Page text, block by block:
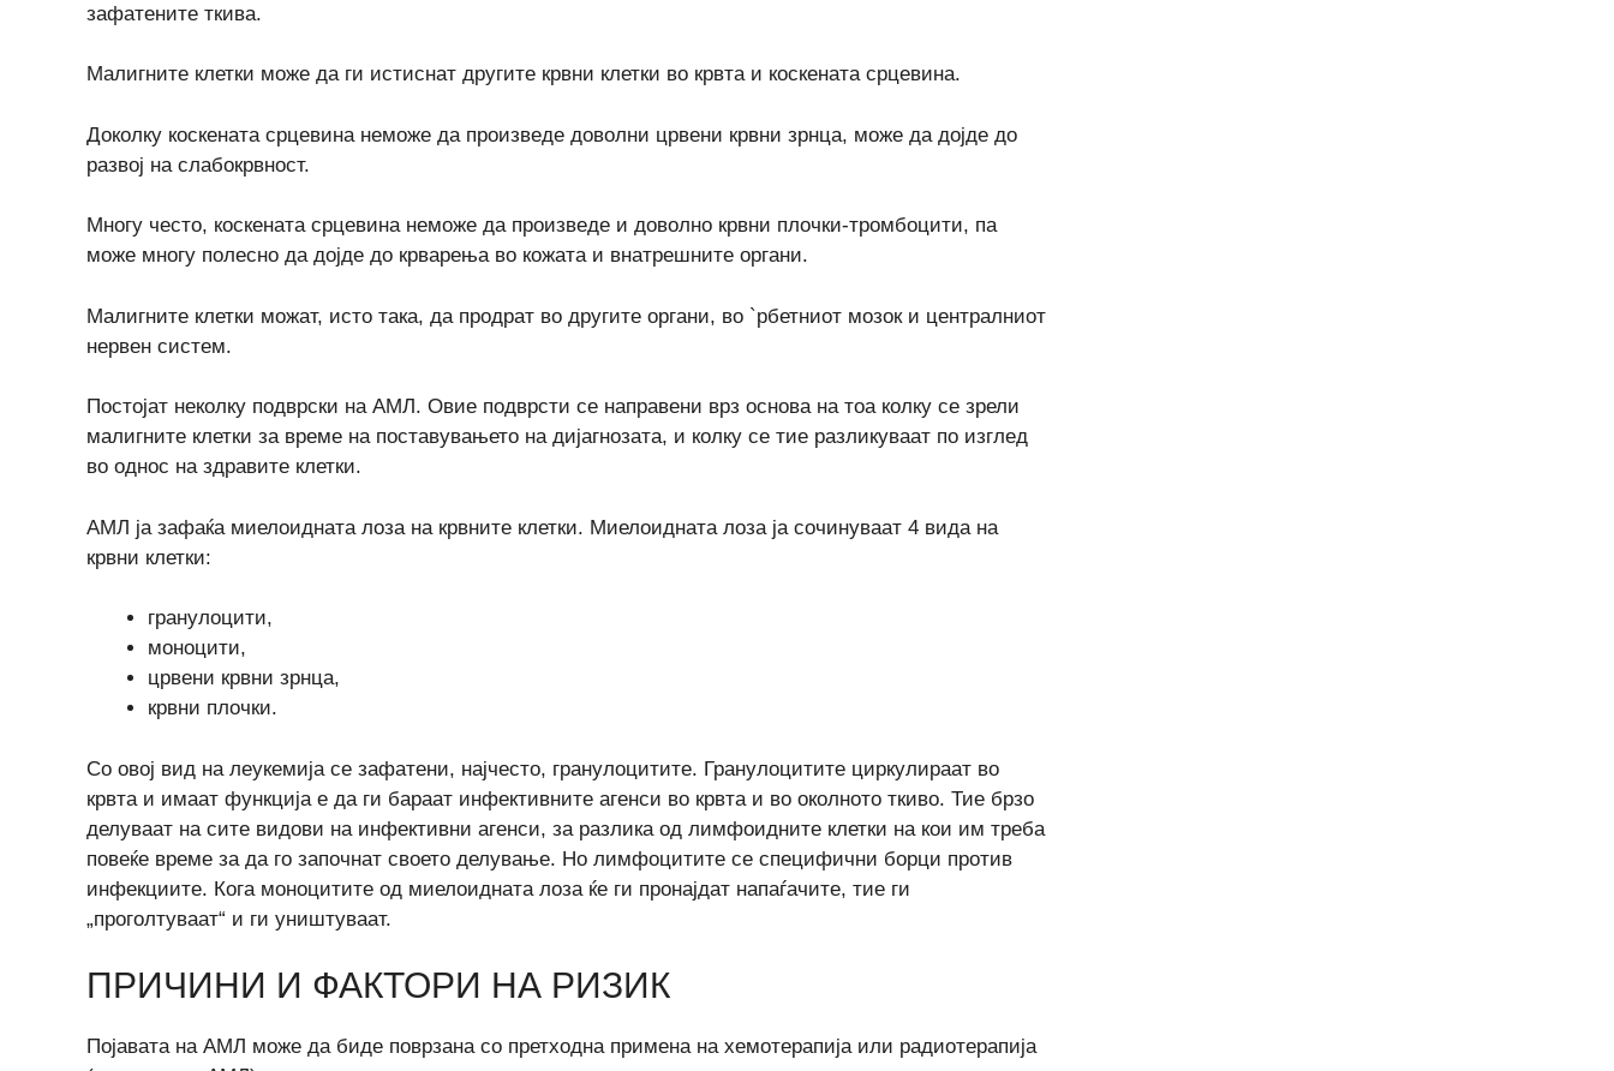
зафатените ткива.
Малигните клетки може да ги истиснат другите крвни клетки во крвта и коскената срцевина.
Доколку коскената срцевина неможе да произведе доволни црвени крвни зрнца, може да дојде до
развој на слабокрвност.
Многу често, коскената срцевина неможе да произведе и доволно крвни плочки-тромбоцити, па
може многу полесно да дојде до крварења во кожата и внатрешните органи.
Малигните клетки можат, исто така, да продрат во другите органи, во `рбетниот мозок и централниот
нервен систем.
Постојат неколку подврски на АМЛ. Овие подврсти се направени врз основа на тоа колку се зрели
малигните клетки за време на поставувањето на дијагнозата, и колку се тие разликуваат по изглед
во однос на здравите клетки.
АМЛ ја зафаќа миелоидната лоза на крвните клетки. Миелоидната лоза ја сочинуваат 4 вида на
крвни клетки:
гранулоцити,
моноцити,
црвени крвни зрнца,
крвни плочки.
Со овој вид на леукемија се зафатени, најчесто, гранулоцитите. Гранулоцитите циркулираат во
крвта и имаат функција е да ги бараат инфективните агенси во крвта и во околното ткиво. Тие брзо
делуваат на сите видови на инфективни агенси, за разлика од лимфоидните клетки на кои им треба
повеќе време за да го започнат своето делување. Но лимфоцитите се специфични борци против
инфекциите. Кога моноцитите од миелоидната лоза ќе ги пронајдат напаѓачите, тие ги
„проголтуваат“ и ги уништуваат.
ПРИЧИНИ И ФАКТОРИ НА РИЗИК
Појавата на АМЛ може да биде поврзана со претходна примена на хемотерапија или радиотерапија